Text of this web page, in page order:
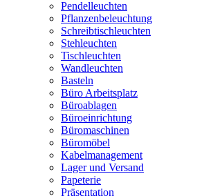
Pendelleuchten
Pflanzenbeleuchtung
Schreibtischleuchten
Stehleuchten
Tischleuchten
Wandleuchten
Basteln
Büro Arbeitsplatz
Büroablagen
Büroeinrichtung
Büromaschinen
Büromöbel
Kabelmanagement
Lager und Versand
Papeterie
Präsentation